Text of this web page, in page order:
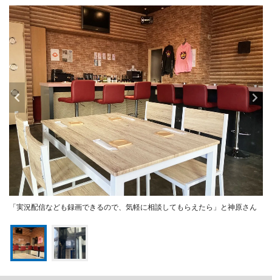
「実況配信なども録画できるので、気軽に相談してもらえたら」と神原さん